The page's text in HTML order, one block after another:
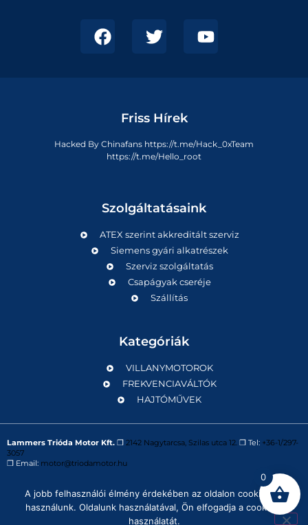
Friss Hírek
Hacked By Chinafans https://t.me/Hack_0xTeam
https://t.me/Hello_root
Szolgáltatásaink
ATEX szerint akkreditált szerviz
Siemens gyári alkatrészek
Szerviz szolgáltatás
Csapágyak cseréje
Szállítás
Kategóriák
VILLANYMOTOROK
FREKVENCIAVÁLTÓK
HAJTÓMŰVEK
Lammers Trióda Motor Kft. ❒ 2142 Nagytarcsa, Szilas utca 12. ❒ Tel: +36-1/297-
3057
❒ Email: motor@triodamotor.hu
Powered byDigit-Now Kft.
Adatvédelmi tájékoztató
0
A jobb felhasználói élmény érdekében az oldalon cookie-kat
használunk. Oldalunk használatával, Ön elfogadja a cookie-k
használatát.